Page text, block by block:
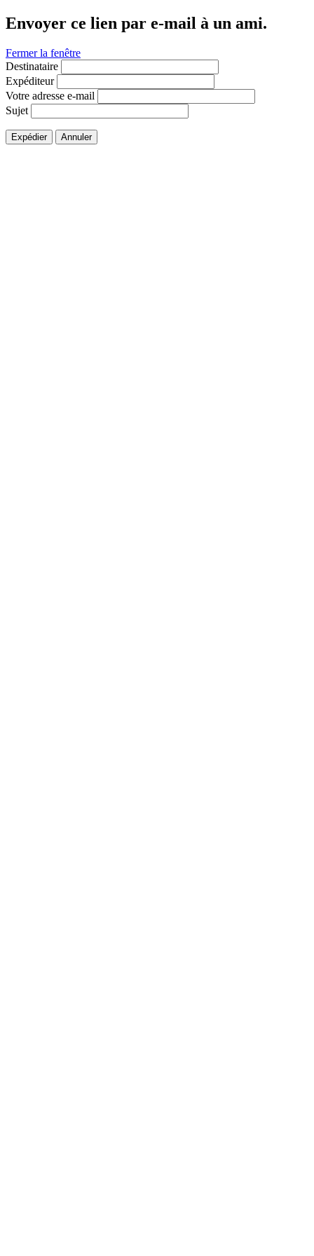
Envoyer ce lien par e-mail à un ami.
Fermer la fenêtre
Destinataire
Expéditeur
Votre adresse e-mail
Sujet
Expédier Annuler